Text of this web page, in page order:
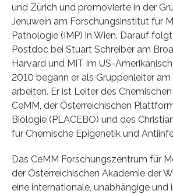
und Zürich und promovierte in der
Jenuwein am Forschungsinstitut für
Pathologie (IMP) in Wien. Darauf
Postdoc bei Stuart Schreiber am
Harvard und MIT im US-
2010 begann er als Gruppenleiter am
arbeiten. Er ist Leiter des
CeMM, der Österreichischen
Biologie (PLACEBO) und des
für Chemische Epigenetik und
Das CeMM Forschungszentrum für
der Österreichischen Akademie der
eine internationale, unabhängige und